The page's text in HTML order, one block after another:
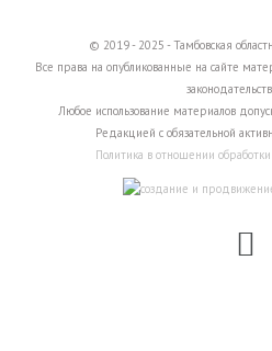
© 2019 - 2025 - Тамбовская
Все права на опубликованные на сайте
Любое использование материалов
Редакцией с обязательной
Политика в отношении